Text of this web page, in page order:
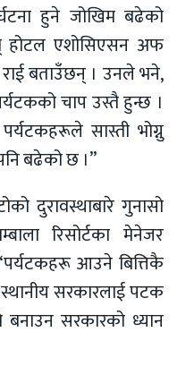
हुने जोखिम बढेको
होटल एशोसिएसन अफ
बताउँछन् । उनले भने,
चाप उस्तै हुन्छ ।
सास्ती भोग्नु
बढेको छ ।”
दुरावस्थाबारे गुनासो
रिसोर्टका मेनेजर
आउने बित्तिकै
स्थानीय सरकारलाई पटक
सरकारको ध्यान